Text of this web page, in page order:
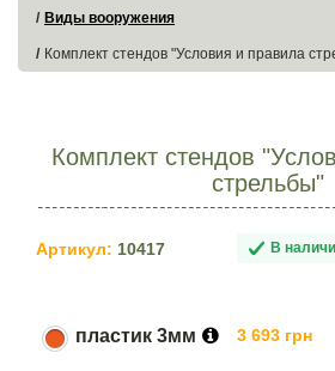
Виды вооружения
Комплект стендов "Условия и правила
Комплект стендов
стрельбы"
Артикул: 10417 В
пластик 3мм 3 693 грн